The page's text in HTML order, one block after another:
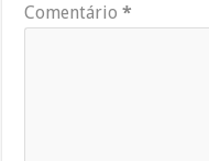
Comentário*